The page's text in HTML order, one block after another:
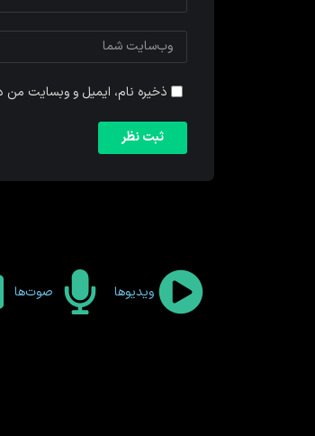
ذخیره نام، ایمیل و وبسایت من
ویدیوها صوت‌ها